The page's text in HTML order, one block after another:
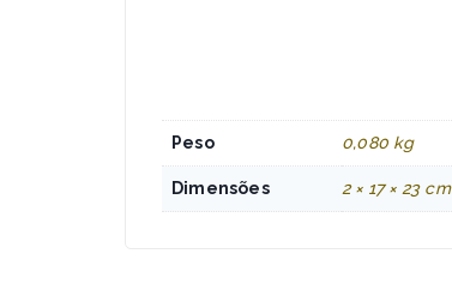
Peso 0,080 kg
Dimensões 2 × 17 × 23 cm